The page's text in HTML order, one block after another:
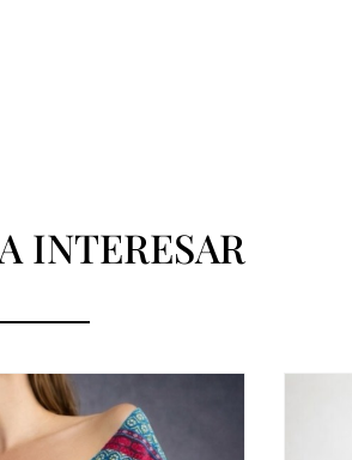
INTERESAR